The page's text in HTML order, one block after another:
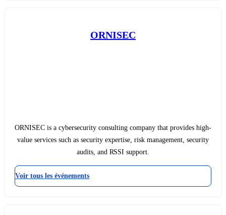
ORNISEC
ORNISEC is a cybersecurity consulting company that provides high-
value services such as security expertise, risk management, security
audits, and RSSI support.
Voir tous les événements